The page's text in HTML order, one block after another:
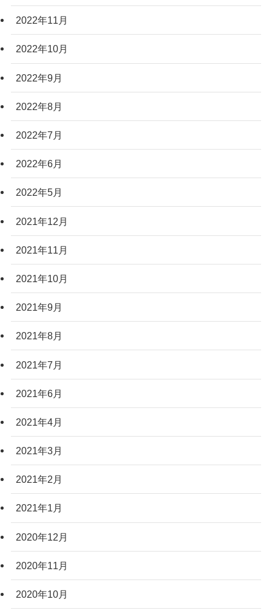
2022年11月
2022年10月
2022年9月
2022年8月
2022年7月
2022年6月
2022年5月
2021年12月
2021年11月
2021年10月
2021年9月
2021年8月
2021年7月
2021年6月
2021年4月
2021年3月
2021年2月
2021年1月
2020年12月
2020年11月
2020年10月